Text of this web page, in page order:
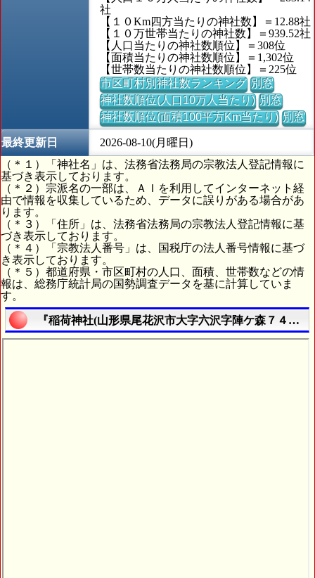
社
【１０Km四方当たりの神社数】＝12.88社
【１０万世帯当たりの神社数】＝939.52社
【人口当たりの神社数順位】＝308位
【面積当たりの神社数順位】＝1,302位
【世帯数当たりの神社数順位】＝225位
市区町村別神社数ランキング 別窓
神社数順位(人口10万人当たり) 別窓
神社数順位(面積100平方Km当たり) 別窓
最終更新日
2026-08-10(月曜日)
（＊１）「神社名」は、法務省法務局の宗教法人登記情報に
基づき表示しております。
（＊２）宗派名の一部は、ＡＩを利用してインターネット経
由で情報を収集しているため、データに誤りがある場合があ
ります。
（＊３）「住所」は、法務省法務局の宗教法人登記情報に基
づき表示しております。
（＊４）「宗教法人番号」は、国税庁の法人番号情報に基づ
き表示しております。
（＊５）都道府県・市区町村の人口、面積、世帯数などの情
報は、総務庁統計局の国勢調査データを基に計算していま
す。
『稲荷神社(山形県尾花沢市大字六沢字陣ケ森７４１